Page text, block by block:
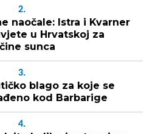
2.
naočale: Istra i Kvarner
u Hrvatskoj za
sunca
3.
blago za koje se
kod Barbarige
4.